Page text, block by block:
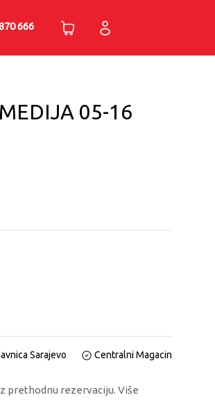
666
05-16
Sarajevo Centralni Magacin
prethodnu rezervaciju. Više